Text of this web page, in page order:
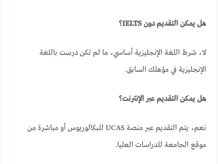
هل يمكن التقديم دون IELTS؟
لا، شرط اللغة الإنجليزية أساسي، ما لم تكن درست باللغة
الإنجليزية في مؤهلك السابق.
هل يمكن التقديم عبر الإنترنت؟
نعم، يتم التقديم عبر منصة UCAS للبكالوريوس أو مباشرة من
موقع الجامعة للدراسات العليا.